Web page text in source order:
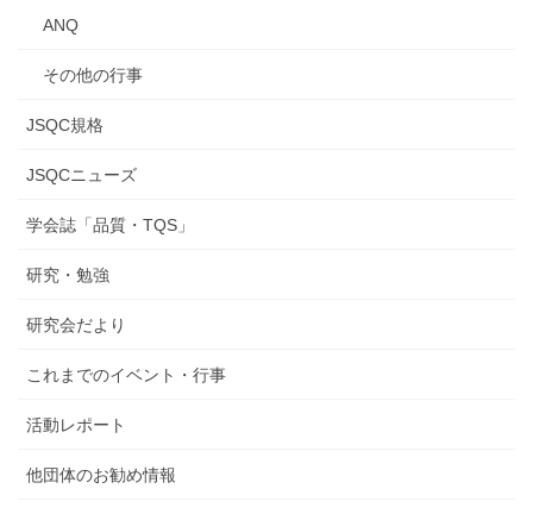
ANQ
その他の行事
JSQC規格
JSQCニューズ
学会誌「品質・TQS」
研究・勉強
研究会だより
これまでのイベント・行事
活動レポート
他団体のお勧め情報